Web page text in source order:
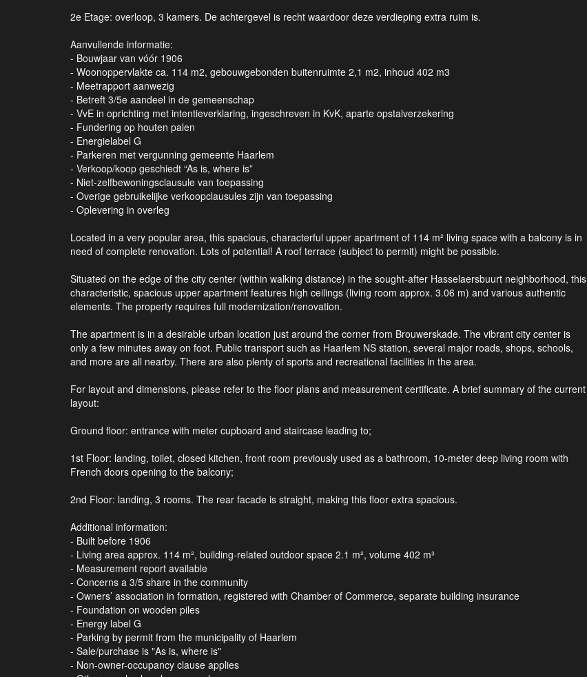
2e Etage: overloop, 3 kamers. De achtergevel is recht waardoor deze verdieping extra ruim is.
Aanvullende informatie:
- Bouwjaar van vóór 1906
- Woonoppervlakte ca. 114 m2, gebouwgebonden buitenruimte 2,1 m2, inhoud 402 m3
- Meetrapport aanwezig
- Betreft 3/5e aandeel in de gemeenschap
- VvE in oprichting met intentieverklaring, ingeschreven in KvK, aparte opstalverzekering
- Fundering op houten palen
- Energielabel G
- Parkeren met vergunning gemeente Haarlem
- Verkoop/koop geschiedt “As is, where is”
- Niet-zelfbewoningsclausule van toepassing
- Overige gebruikelijke verkoopclausules zijn van toepassing
- Oplevering in overleg
Located in a very popular area, this spacious, characterful upper apartment of 114 m² living space with a balcony is in
need of complete renovation. Lots of potential! A roof terrace (subject to permit) might be possible.
Situated on the edge of the city center (within walking distance) in the sought-after Hasselaersbuurt neighborhood, this
characteristic, spacious upper apartment features high ceilings (living room approx. 3.06 m) and various authentic
elements. The property requires full modernization/renovation.
The apartment is in a desirable urban location just around the corner from Brouwerskade. The vibrant city center is
only a few minutes away on foot. Public transport such as Haarlem NS station, several major roads, shops, schools,
and more are all nearby. There are also plenty of sports and recreational facilities in the area.
For layout and dimensions, please refer to the floor plans and measurement certificate. A brief summary of the current
layout:
Ground floor: entrance with meter cupboard and staircase leading to;
1st Floor: landing, toilet, closed kitchen, front room previously used as a bathroom, 10-meter deep living room with
French doors opening to the balcony;
2nd Floor: landing, 3 rooms. The rear facade is straight, making this floor extra spacious.
Additional information:
- Built before 1906
- Living area approx. 114 m², building-related outdoor space 2.1 m², volume 402 m³
- Measurement report available
- Concerns a 3/5 share in the community
- Owners’ association in formation, registered with Chamber of Commerce, separate building insurance
- Foundation on wooden piles
- Energy label G
- Parking by permit from the municipality of Haarlem
- Sale/purchase is "As is, where is"
- Non-owner-occupancy clause applies